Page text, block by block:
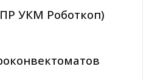
УКМ Роботкоп)